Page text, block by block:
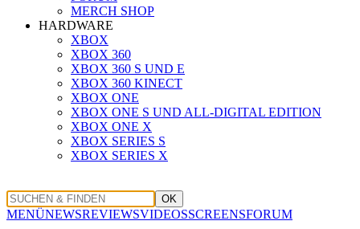
MERCH SHOP
HARDWARE
XBOX
XBOX 360
XBOX 360 S UND E
XBOX 360 KINECT
XBOX ONE
XBOX ONE S UND ALL-DIGITAL EDITION
XBOX ONE X
XBOX SERIES S
XBOX SERIES X
OK
MENÜNEWSREVIEWSVIDEOSSCREENSFORUM